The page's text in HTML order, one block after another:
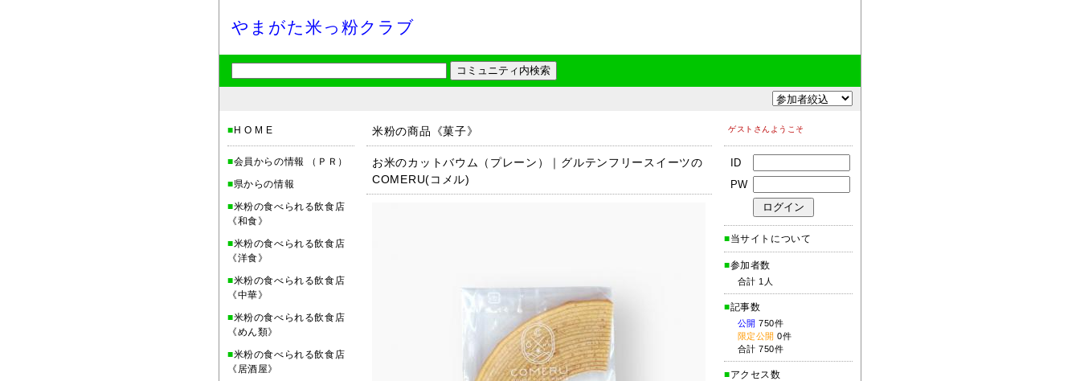
やまがた米っ粉クラブ
■ H O M E
■会員からの情報 （ＰＲ）
■県からの情報
■米粉の食べられる飲食店
《和食》
■米粉の食べられる飲食店
《洋食》
■米粉の食べられる飲食店
《中華》
■米粉の食べられる飲食店
《めん類》
■米粉の食べられる飲食店
《居酒屋》
米粉の商品《菓子》
お米のカットバウム（プレーン）｜グルテンフリースイーツの
COMERU(コメル)
ゲストさんようこそ
ID
PW
■当サイトについて
■参加者数
合計 1人
■記事数
公開 750件
限定公開 0件
合計 750件
■アクセス数